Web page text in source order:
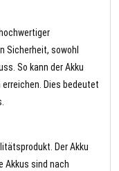
Sicherheit, sowohl
So kann der Akku
erreichen. Dies bedeutet
Der Akku
Akkus sind nach